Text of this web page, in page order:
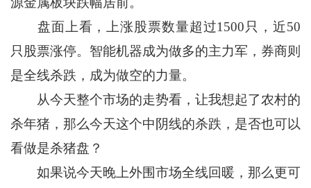
盘面上看，上涨股票数量超过1500只，近50
只股票涨停。智能机器成为做多的主力军，券商则
是全线杀跌，成为做空的力量。
从今天整个市场的走势看，让我想起了农村的
杀年猪，那么今天这个中阴线的杀跌，是否也可以
看做是杀猪盘？
如果说今天晚上外围市场全线回暖，那么更可